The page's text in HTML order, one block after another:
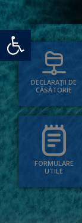
Deschide bara de unelte
DECLARAȚII DE
CĂSĂTORIE
FORMULARE
UTILE